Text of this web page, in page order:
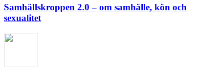
Samhällskroppen 2.0 – om samhälle, kön och
sexualitet